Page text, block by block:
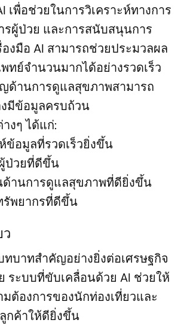
เพื่อช่วยในการวิเคราะห์ทางการ
รผู้ป่วย และการสนับสนุนการ
งมือ AI สามารถช่วยประมวลผล
ทย์จำนวนมากได้อย่างรวดเร็ว
ด้านการดูแลสุขภาพสามารถ
มีข้อมูลครบถ้วน
งๆ ได้แก่:
ข้อมูลที่รวดเร็วยิ่งขึ้น
ป่วยที่ดีขึ้น
ด้านการดูแลสุขภาพที่ดียิ่งขึ้น
รัพยากรที่ดีขึ้น
ทบาทสำคัญอย่างยิ่งต่อเศรษฐกิจ
ระบบที่ขับเคลื่อนด้วย AI ช่วยให้
มต้องการของนักท่องเที่ยวและ
กค้าให้ดียิ่งขึ้น